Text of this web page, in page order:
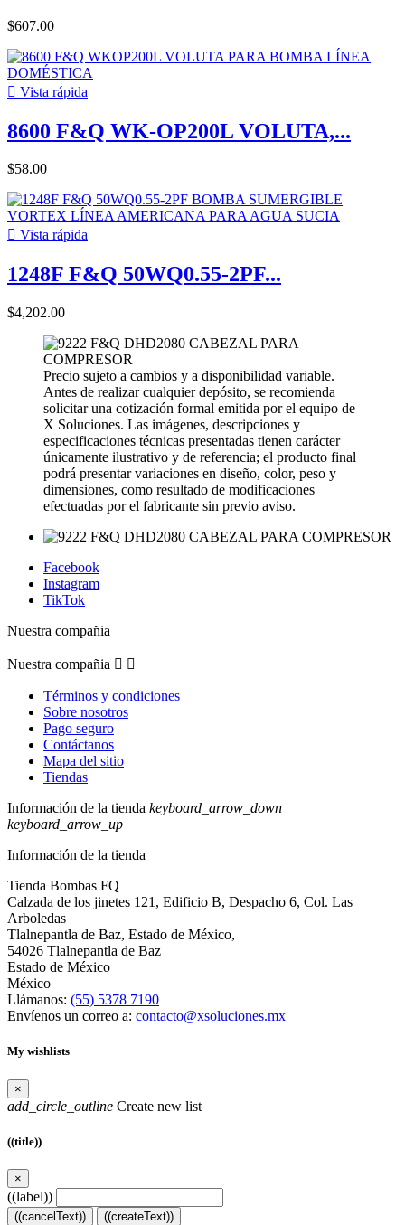
$607.00
 Vista rápida
8600 F&Q WK-OP200L VOLUTA,...
$58.00
 Vista rápida
1248F F&Q 50WQ0.55-2PF...
$4,202.00
Precio sujeto a cambios y a disponibilidad variable.
Antes de realizar cualquier depósito, se recomienda
solicitar una cotización formal emitida por el equipo de
X Soluciones. Las imágenes, descripciones y
especificaciones técnicas presentadas tienen carácter
únicamente ilustrativo y de referencia; el producto final
podrá presentar variaciones en diseño, color, peso y
dimensiones, como resultado de modificaciones
efectuadas por el fabricante sin previo aviso.
Facebook
Instagram
TikTok
Nuestra compañia
Nuestra compañia  
Términos y condiciones
Sobre nosotros
Pago seguro
Contáctanos
Mapa del sitio
Tiendas
Información de la tienda keyboard_arrow_down
keyboard_arrow_up
Información de la tienda
Tienda Bombas FQ
Calzada de los jinetes 121, Edificio B, Despacho 6, Col. Las
Arboledas
Tlalnepantla de Baz, Estado de México,
54026 Tlalnepantla de Baz
Estado de México
México
Llámanos: (55) 5378 7190
Envíenos un correo a: contacto@xsoluciones.mx
My wishlists
×
add_circle_outline Create new list
((title))
×
((label))
((cancelText)) ((createText))